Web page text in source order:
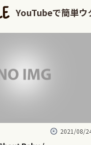
YouTubeで簡単ウ
2021/08/